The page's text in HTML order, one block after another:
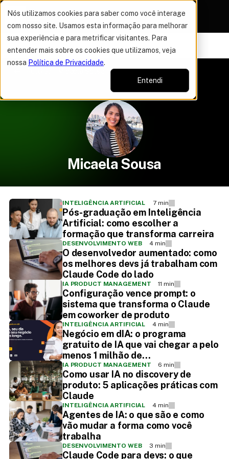
Nós utilizamos cookies para saber como você interage
com nosso site. Usamos esta informação para melhorar
sua experiência e para metrificar visitantes. Para
entender mais sobre os cookies que utilizamos, veja
nossa Política de Privacidade.
Entendi
ANO VAGAS POR TEMPO LIMITADO
16% 50% OFF EM
Micaela Sousa
INTELIGÊNCIA ARTIFICIAL 7 min
Pós-graduação em Inteligência
Artificial: como escolher a
formação que transforma carreira
DESENVOLVIMENTO WEB 4 min
O desenvolvedor aumentado: como
os melhores devs já trabalham com
Claude Code do lado
IA PRODUCT MANAGEMENT 11 min
Configuração vence prompt: o
sistema que transforma o Claude
em coworker de produto
INTELIGÊNCIA ARTIFICIAL 4 min
Negócio em dIA: o programa
gratuito de IA que vai chegar a pelo
menos 1 milhão de
empreendedores
IA PRODUCT MANAGEMENT 6 min
Como usar IA no discovery de
produto: 5 aplicações práticas com
Claude
INTELIGÊNCIA ARTIFICIAL 4 min
Agentes de IA: o que são e como
vão mudar a forma como você
trabalha
DESENVOLVIMENTO WEB 3 min
Claude Code para devs: o que